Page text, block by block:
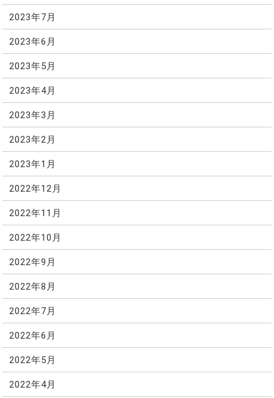
2023年7月
2023年6月
2023年5月
2023年4月
2023年3月
2023年2月
2023年1月
2022年12月
2022年11月
2022年10月
2022年9月
2022年8月
2022年7月
2022年6月
2022年5月
2022年4月